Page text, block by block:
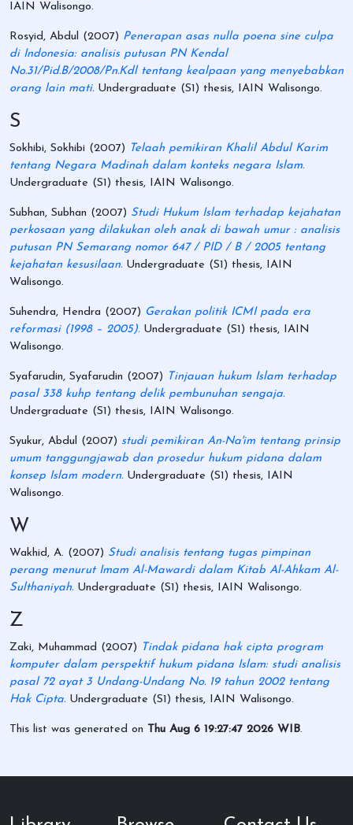
IAIN Walisongo.
Rosyid, Abdul (2007) Penerapan asas nulla poena sine culpa
di Indonesia: analisis putusan PN Kendal
No.31/Pid.B/2008/Pn.Kdl tentang kealpaan yang menyebabkan
orang lain mati. Undergraduate (S1) thesis, IAIN Walisongo.
S
Sokhibi, Sokhibi (2007) Telaah pemikiran Khalil Abdul Karim
tentang Negara Madinah dalam konteks negara Islam.
Undergraduate (S1) thesis, IAIN Walisongo.
Subhan, Subhan (2007) Studi Hukum Islam terhadap kejahatan
perkosaan yang dilakukan oleh anak di bawah umur : analisis
putusan PN Semarang nomor 647 / PID / B / 2005 tentang
kejahatan kesusilaan. Undergraduate (S1) thesis, IAIN
Walisongo.
Suhendra, Hendra (2007) Gerakan politik ICMI pada era
reformasi (1998 – 2005). Undergraduate (S1) thesis, IAIN
Walisongo.
Syafarudin, Syafarudin (2007) Tinjauan hukum Islam terhadap
pasal 338 kuhp tentang delik pembunuhan sengaja.
Undergraduate (S1) thesis, IAIN Walisongo.
Syukur, Abdul (2007) studi pemikiran An-Na'im tentang prinsip
umum tanggungjawab dan prosedur hukum pidana dalam
konsep Islam modern. Undergraduate (S1) thesis, IAIN
Walisongo.
W
Wakhid, A. (2007) Studi analisis tentang tugas pimpinan
perang menurut Imam Al-Mawardi dalam Kitab Al-Ahkam Al-
Sulthaniyah. Undergraduate (S1) thesis, IAIN Walisongo.
Z
Zaki, Muhammad (2007) Tindak pidana hak cipta program
komputer dalam perspektif hukum pidana Islam: studi analisis
pasal 72 ayat 3 Undang-Undang No. 19 tahun 2002 tentang
Hak Cipta. Undergraduate (S1) thesis, IAIN Walisongo.
This list was generated on Thu Aug 6 19:27:47 2026 WIB.